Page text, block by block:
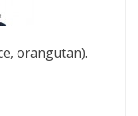
orangutan).